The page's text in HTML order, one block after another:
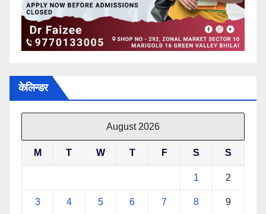
केलिन्डर
August 2026
M T W T F S S
1 2
3 4 5 6 7 8 9